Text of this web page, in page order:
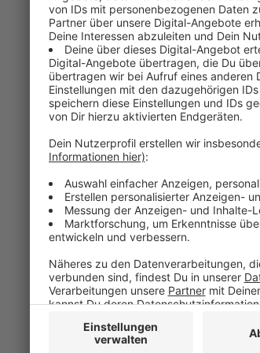
Das hat die
aus der
Anzeige
Anzeige
Vorrang für den
mehr Bahn
So vermeiden